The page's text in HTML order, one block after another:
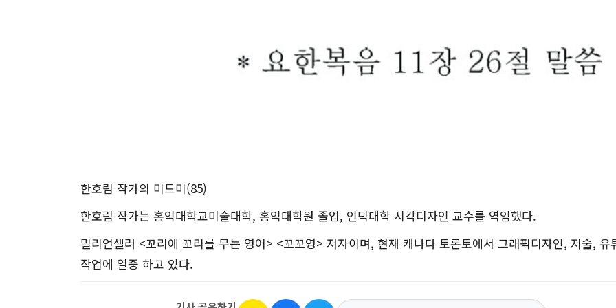
한호림 작가의 미드미(85)
한호림 작가는 홍익대학교미술대학, 홍익대학원 졸업, 인덕대학 시각디자인 교수를 역임했다.
밀리언셀러 <꼬리에 꼬리를 무는 영어> <꼬꼬영> 저자이며, 현재 캐나다 토론토에서 그래픽디자인, 저술, 유
작업에 열중 하고 있다.